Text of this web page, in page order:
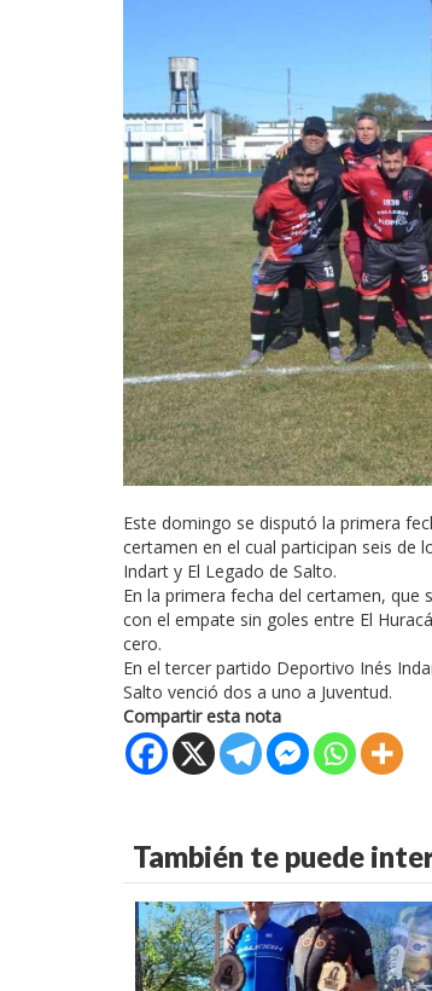
Este domingo se disputó la primera
certamen en el cual participan seis de
Indart y El Legado de Salto.
En la primera fecha del certamen, que
con el empate sin goles entre El
cero.
En el tercer partido Deportivo Inés
Salto venció dos a uno a Juventud.
Compartir esta nota
También te puede